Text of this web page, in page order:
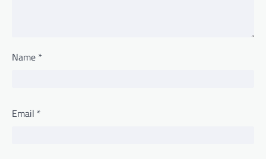
Name *
Email *